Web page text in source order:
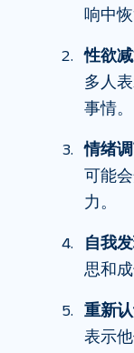
响中恢
性欲
多人
事情。
情绪
可能
力。
自我
思和成
重新
表示